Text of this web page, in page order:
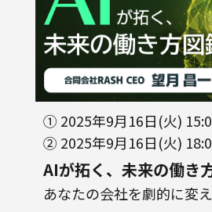
① 2025年9月16日(火)
② 2025年9月16日(火)
AIが拓く、未来の働き
あなたの会社を劇的に変